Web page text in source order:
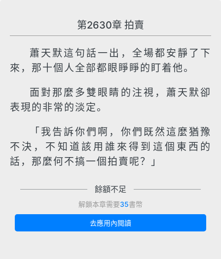
第2630章 拍賣
蕭天默這句話一出，全場都安靜了下
來，那十個人全部都眼睜睜的盯着他。
面對那麼多雙眼睛的注視，蕭天默卻
表現的非常的淡定。
「我告訴你們啊，你們既然這麼猶豫
不決，不知道該用誰來得到這個東西的
話，那麼何不搞一個拍賣呢？」
餘額不足
解鎖本章需要35書幣
去應用內閱讀